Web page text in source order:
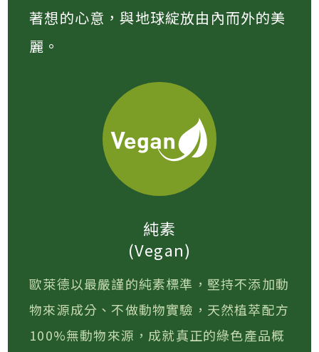
著想的心意，與地球綻放由內而外的美
麗。
純素
(Vegan)
歐萊德以最嚴謹的純素標準，堅持不添加動
物來源成分、不做動物實驗，天然植萃配方
100%無動物來源，成就真正的綠色產品概